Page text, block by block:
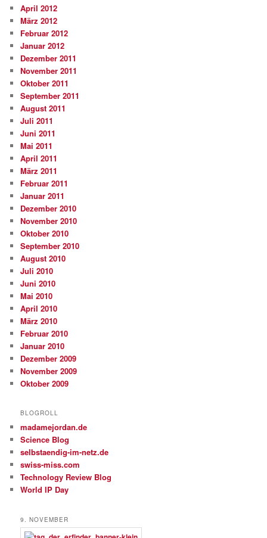
April 2012
März 2012
Februar 2012
Januar 2012
Dezember 2011
November 2011
Oktober 2011
September 2011
August 2011
Juli 2011
Juni 2011
Mai 2011
April 2011
März 2011
Februar 2011
Januar 2011
Dezember 2010
November 2010
Oktober 2010
September 2010
August 2010
Juli 2010
Juni 2010
Mai 2010
April 2010
März 2010
Februar 2010
Januar 2010
Dezember 2009
November 2009
Oktober 2009
BLOGROLL
madamejordan.de
Science Blog
selbstaendig-im-netz.de
swiss-miss.com
Technology Review Blog
World IP Day
9. NOVEMBER